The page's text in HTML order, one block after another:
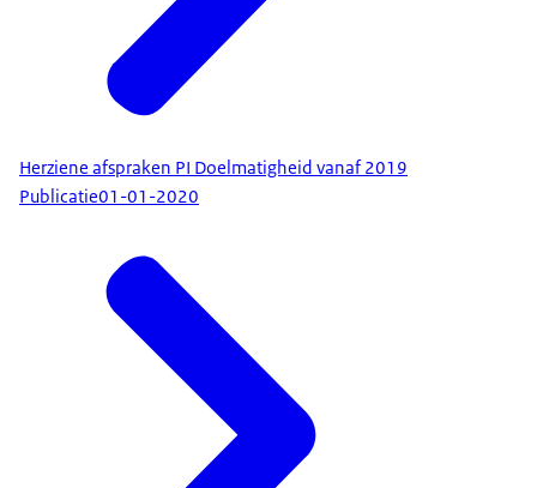
Herziene afspraken PI Doelmatigheid vanaf 2019
Publicatie01-01-2020